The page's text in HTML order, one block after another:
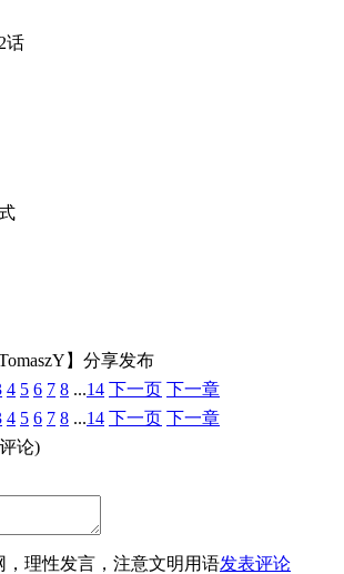
话
】分享发布
4 5 6 7 8 ...14 下一页 下一章
4 5 6 7 8 ...14 下一页 下一章
论)
，理性发言，注意文明用语发表评论